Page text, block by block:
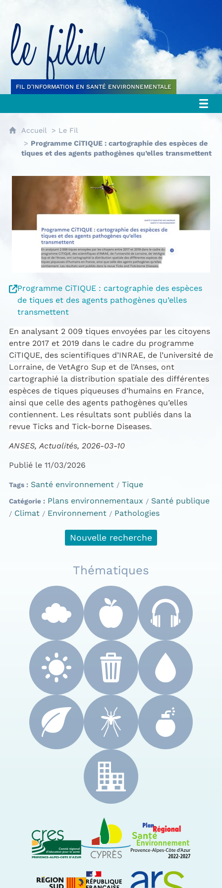
FIL D’INFORMATION EN SANTÉ ENVIRONNEMENTALE
Accueil
Le Fil
Programme CiTIQUE : cartographie des espèces de
tiques et des agents pathogènes qu’elles transmettent
Programme CiTIQUE : cartographie des espèces
de tiques et des agents pathogènes qu’elles
transmettent
En analysant 2 009 tiques envoyées par les citoyens
entre 2017 et 2019 dans le cadre du programme
CiTIQUE, des scientifiques d’INRAE, de l’université de
Lorraine, de VetAgro Sup et de l’Anses, ont
cartographié la distribution spatiale des différentes
espèces de tiques piqueuses d’humains en France,
ainsi que celle des agents pathogènes qu’elles
contiennent. Les résultats sont publiés dans la
revue Ticks and Tick-borne Diseases.
ANSES, Actualités, 2026-03-10
Publié le 11/03/2026
Tags Santé environnement Tique
Catégorie Plans environnementaux
Santé publique
Climat
Environnement Pathologies
Nouvelle recherche
Thématiques